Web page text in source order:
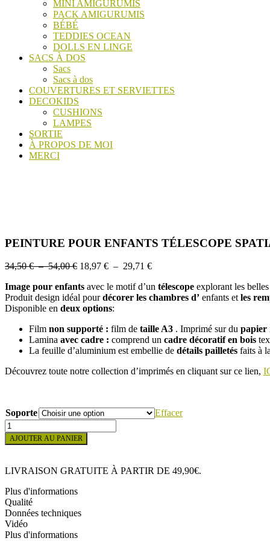
MINI AMIGURUMIS
PACK AMIGURUMIS
BÉBÉ
TEDDIES OCEAN
DOLLS EN LINGE
SACS À DOS
Sacs
Sacs à dos
COUVERTURES ET SERVIETTES
DECOKIDS
CUSHIONS
LAMPES
SORTIE
À PROPOS DE MOI
MERCI
PEINTURE POUR ENFANTS TÉLESCOPE
34,50€ – 54,00€Plage
prix :
34,50 €
à
18,97 € – 29,71 €Plage
prix :
18,97 €
Image pour enfants avec le motif d’un télescope explorant les
Produit design idéal pourdécorer les chambres d’ enfants etles
Disponible en deux options:
Film non supporté : film de taille A3 . Imprimé sur du papier
Lamina avec cadre : comprend un cadre décoratif en bois
La feuille d’aluminium est embellie de détails pailletés faits à
Découvrez toute notre collection d’imprimés en cliquant sur ce lien,
Soporte
Effacer
quantité
de
PEINTURE
ENFANTS
SPATIAL
AJOUTER AU PANIER
LIVRAISON GRATUITE À PARTIR DE 49,90€.
Plus d'informations
Qualité
Données techniques
Vidéo
Plus d'informations